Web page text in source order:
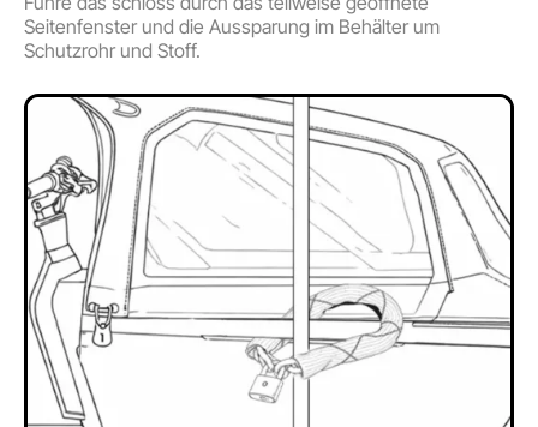
Seitenfenster und die Aussparung im Behälter um
Schutzrohr und Stoff.